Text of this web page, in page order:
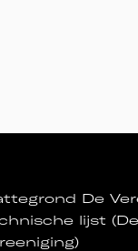
De
lijst (De